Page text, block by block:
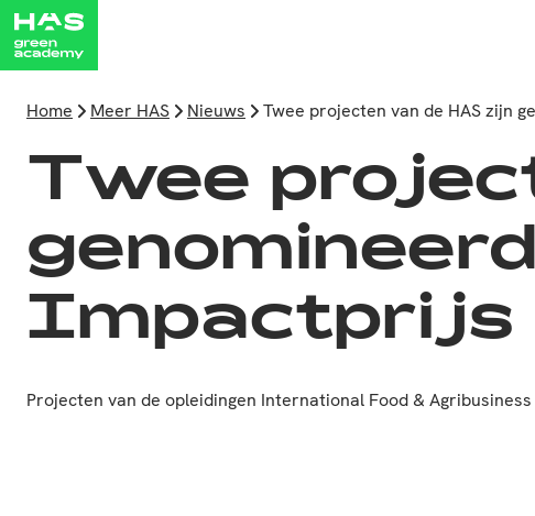
Home Meer HAS Nieuws Twee projecten van de HAS zijn
Twee
Impactprijs
Projecten van de opleidingen International Food &